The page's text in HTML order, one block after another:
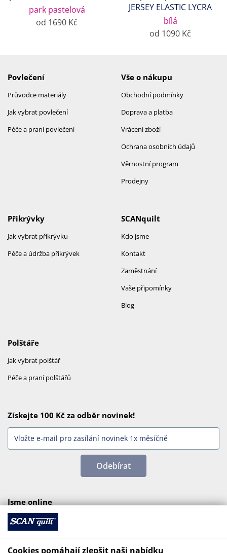
park pastelová
od 1690 Kč
JERSEY ELASTIC LYCRA
bílá
od 1090 Kč
Povlečení
Průvodce materiály
Jak vybrat povlečení
Péče a praní povlečení
Vše o nákupu
Obchodní podmínky
Doprava a platba
Vrácení zboží
Ochrana osobních údajů
Věrnostní program
Prodejny
SCANquilt
Kdo jsme
Kontakt
Zaměstnání
Vaše připomínky
Blog
Přikrývky
Jak vybrat přikrývku
Péče a údržba přikrývek
Polštáře
Jak vybrat polštář
Péče a praní polštářů
Získejte 100 Kč za odběr novinek!
Odebírat
Jsme online
Cookies pomáhají zlepšit naši nabídku